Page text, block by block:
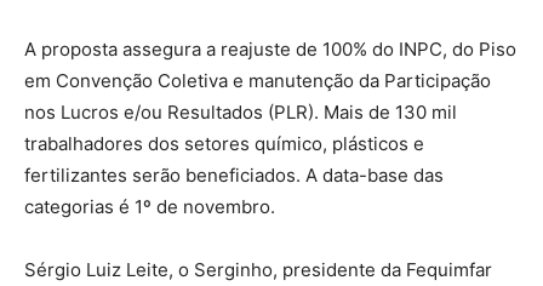
A proposta assegura a reajuste de 100% do INPC, do Piso
em Convenção Coletiva e manutenção da Participação
nos Lucros e/ou Resultados (PLR). Mais de 130 mil
trabalhadores dos setores químico, plásticos e
fertilizantes serão beneficiados. A data-base das
categorias é 1º de novembro.
Sérgio Luiz Leite, o Serginho, presidente da Fequimfar